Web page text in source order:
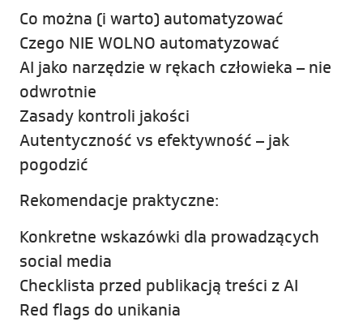
Co można (i warto) automatyzować
Czego NIE WOLNO automatyzować
AI jako narzędzie w rękach człowieka – nie
odwrotnie
Zasady kontroli jakości
Autentyczność vs efektywność – jak
pogodzić
Rekomendacje praktyczne:
Konkretne wskazówki dla prowadzących
social media
Checklista przed publikacją treści z AI
Red flags do unikania